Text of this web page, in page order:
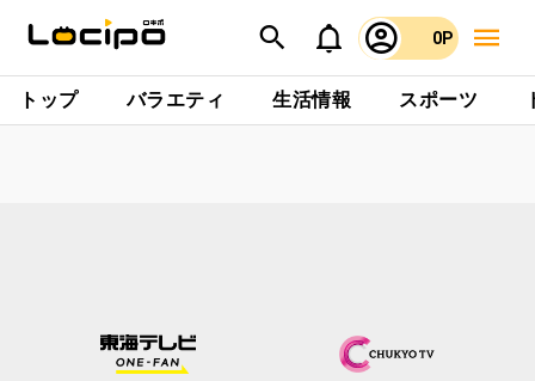
0P
トップ バラエティ 生活情報 スポーツ